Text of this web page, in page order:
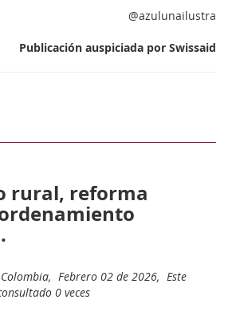
@azulunailustra
Publicación auspiciada por Swissaid
rural, reforma
Colombia, Febrero 02 de 2026, Este
0 veces